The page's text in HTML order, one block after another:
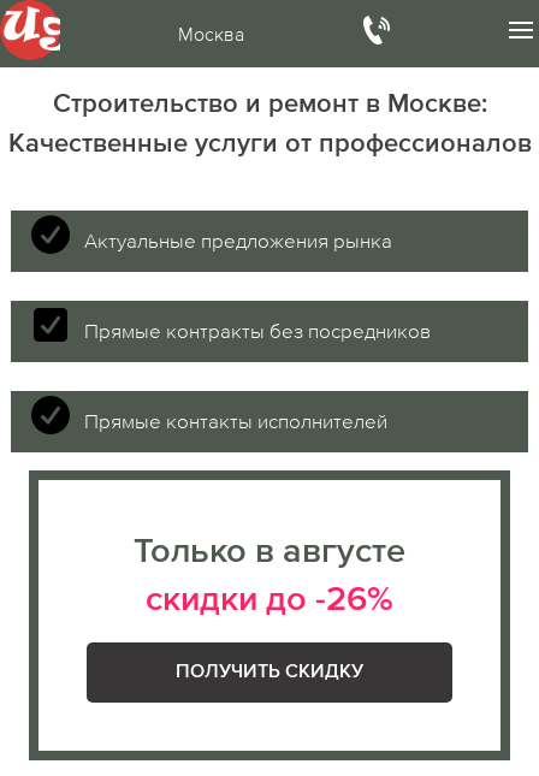
Москва
Строительство и ремонт в Москве:
Качественные услуги от профессионалов
Актуальные предложения рынка
Прямые контракты без посредников
Прямые контакты исполнителей
Только в августе
скидки до -26%
ПОЛУЧИТЬ СКИДКУ